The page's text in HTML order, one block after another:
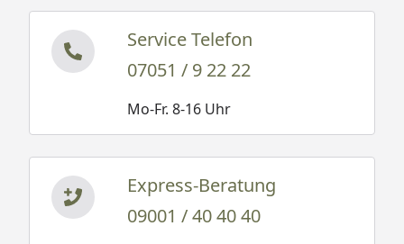
Service Telefon
07051 / 9 22 22
Mo-Fr. 8-16 Uhr
Express-Beratung
09001 / 40 40 40